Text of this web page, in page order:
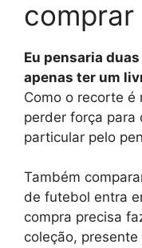
comprar
Eu pensaria
apenas ter um
Como o recorte é
perder força para
particular pelo
Também
de futebol entra
compra precisa
coleção,